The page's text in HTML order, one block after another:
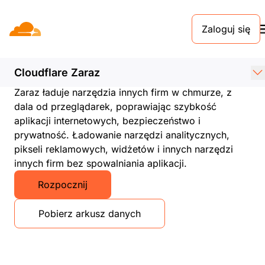
Zaloguj się
Cloudflare Zaraz
Cloudflare Zaraz
myślą o szybkości, prywatności i
bezpieczeństwie
Zaraz ładuje narzędzia innych firm w chmurze, z
dala od przeglądarek, poprawiając szybkość
aplikacji internetowych, bezpieczeństwo i
prywatność. Ładowanie narzędzi analitycznych,
pikseli reklamowych, widżetów i innych narzędzi
innych firm bez spowalniania aplikacji.
Rozpocznij
Pobierz arkusz danych